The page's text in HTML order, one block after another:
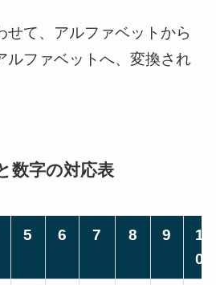
せて、アルファベットから
ルファベットへ、変換され
数字の対応表
5 6 7 8 9
1
0